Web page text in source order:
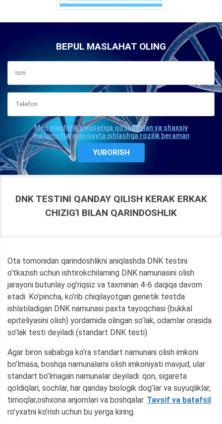
BEPUL MASLAHAT OLING
Men maxfiylik siyosatiga qo'shilaman va shaxsiy
ma'lumotlarimni qayta ishlashga rozilik beraman
DNK TESTINI QANDAY QILISH KERAK ERKAK
CHIZIG'I BILAN QARINDOSHLIK
Ota tomonidan qarindoshlikni aniqlashda DNK testini
o’tkazish uchun ishtirokchilarning DNK namunasini olish
jarayoni butunlay og’riqsiz va taxminan 4-6 daqiqa davom
etadi. Ko’pincha, ko’rib chiqilayotgan genetik testda
ishlatiladigan DNK namunasi paxta tayoqchasi (bukkal
epiteliyasini olish) yordamida olingan so’lak, odamlar orasida
so’lak testi deyiladi (standart DNK testi).
Agar biron sababga ko’ra standart namunani olish imkoni
bo’lmasa, boshqa namunalarni olish imkoniyati mavjud, ular
standart bo’lmagan namunalar deyiladi: qon, sigareta
qoldiqlari, sochlar, har qanday biologik dog’lar va suyuqliklar,
tirnoqlar,oshxona anjomlari va boshqalar. Tavsif va batafsil
ro’yxatni ko’rish uchun bu yerga kiring.